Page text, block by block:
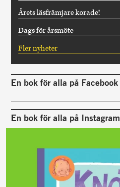
Årets läsfrämjare korade!
Dags för årsmöte
Fler nyheter
En bok för alla på Facebook
En bok för alla på Instagram